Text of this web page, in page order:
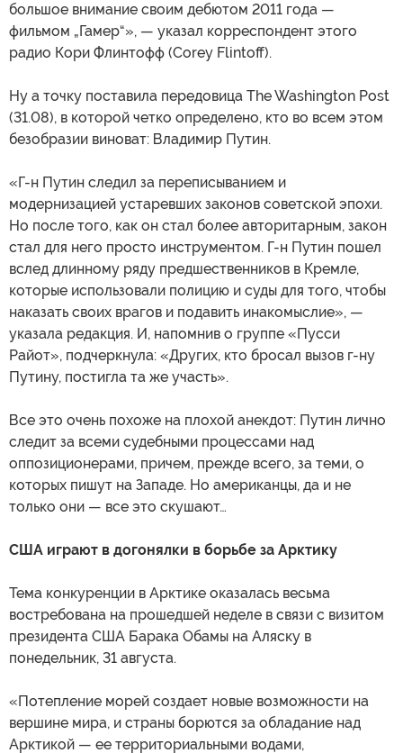
большое внимание своим дебютом 2011 года —
фильмом „Гамер“», — указал корреспондент этого
радио Кори Флинтофф (Corey Flintoff).
Ну а точку поставила передовица The Washington Post
(31.08), в которой четко определено, кто во всем этом
безобразии виноват: Владимир Путин.
«Г-н Путин следил за переписыванием и
модернизацией устаревших законов советской эпохи.
Но после того, как он стал более авторитарным, закон
стал для него просто инструментом. Г-н Путин пошел
вслед длинному ряду предшественников в Кремле,
которые использовали полицию и суды для того, чтобы
наказать своих врагов и подавить инакомыслие», —
указала редакция. И, напомнив о группе «Пусси
Райот», подчеркнула: «Других, кто бросал вызов г-ну
Путину, постигла та же участь».
Все это очень похоже на плохой анекдот: Путин лично
следит за всеми судебными процессами над
оппозиционерами, причем, прежде всего, за теми, о
которых пишут на Западе. Но американцы, да и не
только они — все это скушают…
США играют в догонялки в борьбе за Арктику
Тема конкуренции в Арктике оказалась весьма
востребована на прошедшей неделе в связи с визитом
президента США Барака Обамы на Аляску в
понедельник, 31 августа.
«Потепление морей создает новые возможности на
вершине мира, и страны борются за обладание над
Арктикой — ее территориальными водами,